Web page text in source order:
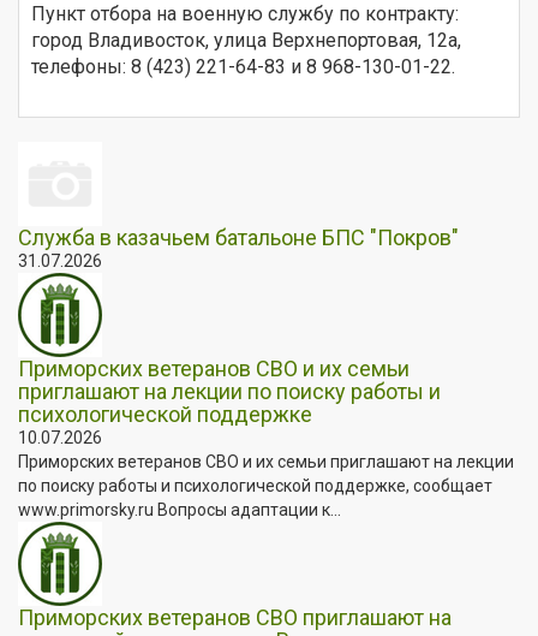
Пункт отбора на военную службу по контракту:
город Владивосток, улица Верхнепортовая, 12а,
телефоны: 8 (423) 221-64-83 и 8 968-130-01-22.
Служба в казачьем батальоне БПС "Покров"
31.07.2026
Приморских ветеранов СВО и их семьи
приглашают на лекции по поиску работы и
психологической поддержке
10.07.2026
Приморских ветеранов СВО и их семьи приглашают на лекции
по поиску работы и психологической поддержке, сообщает
www.primorsky.ru Вопросы адаптации к...
Приморских ветеранов СВО приглашают на